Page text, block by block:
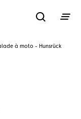
Rechercher
à moto - Hunsrück